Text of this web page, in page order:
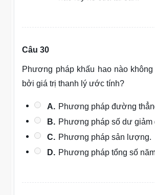
Câu 30
Phương pháp khấu hao nào
bởi giá trị thanh lý ước tính?
A. Phương pháp đường
B. Phương pháp số dư giảm
C. Phương pháp sản lượng.
D. Phương pháp tổng số